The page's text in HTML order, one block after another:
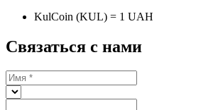
KulCoin (KUL) = 1 UAH
Связаться с нами